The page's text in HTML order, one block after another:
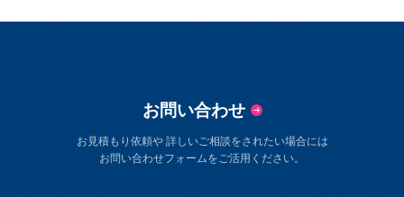
お問い合わせ
お見積もり依頼や 詳しいご相談をされたい場合には
お問い合わせフォームをご活用ください。